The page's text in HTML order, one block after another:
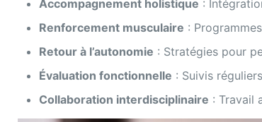
Accompagnement holistique :
Renforcement musculaire :
Retour à l’autonomie : Stratégies pour
Évaluation fonctionnelle : Suivis
Collaboration interdisciplinaire : Travail